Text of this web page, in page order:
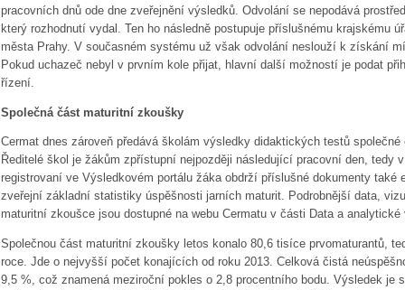
pracovních dnů ode dne zveřejnění výsledků. Odvolání se nepodává
který rozhodnutí vydal. Ten ho následně postupuje příslušnému krajskému
města Prahy. V současném systému už však odvolání neslouží k získání
Pokud uchazeč nebyl v prvním kole přijat, hlavní další možností je podat
řízení.
Společná část maturitní zkoušky
Cermat dnes zároveň předává školám výsledky didaktických testů
Ředitelé škol je žákům zpřístupní nejpozději následující pracovní den, tedy
registrovaní ve Výsledkovém portálu žáka obdrží příslušné dokumenty také
zveřejní základní statistiky úspěšnosti jarních maturit. Podrobnější data,
maturitní zkoušce jsou dostupné na webu Cermatu v části Data a
Společnou část maturitní zkoušky letos konalo 80,6 tisíce prvomaturantů,
roce. Jde o nejvyšší počet konajících od roku 2013. Celková čistá
9,5 %, což znamená meziroční pokles o 2,8 procentního bodu. Výsledek je